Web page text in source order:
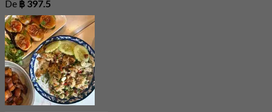
De ฿ 397.5